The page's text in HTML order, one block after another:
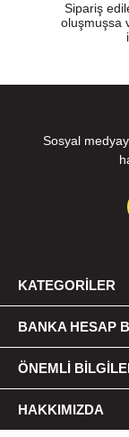
Sipariş
oluşmuşsa
Sosyal
KATEGORILER
BANKA HESAP
ÖNEMLI
HAKKIMIZDA